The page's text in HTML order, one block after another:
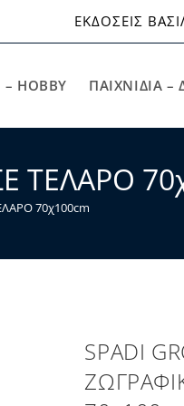
ΕΚΔΟΣΕΙΣ
HOBBY ΠΑΙΧΝΊΔΙΑ –
ΤΕΛΑΡΟ
70χ100cm
SPADI